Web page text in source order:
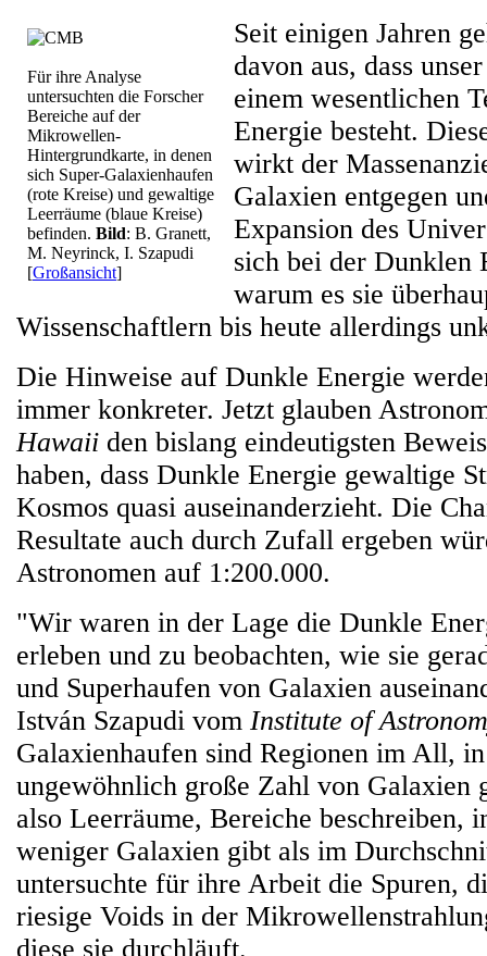
Für ihre Analyse
untersuchten die Forscher
Bereiche auf der
Mikrowellen-
Hintergrundkarte, in denen
sich Super-Galaxienhaufen
(rote Kreise) und gewaltige
Leerräume (blaue Kreise)
befinden. Bild: B. Granett,
M. Neyrinck, I. Szapudi
[Großansicht]
Seit einigen Jahren
davon aus, dass
einem wesentlichen
Energie besteht.
wirkt der
Galaxien entgegen
Expansion des
sich bei der Dunklen
warum es sie
Wissenschaftlern bis heute allerdings
Die Hinweise auf Dunkle Energie
immer konkreter. Jetzt glauben
Hawaii den bislang eindeutigsten
haben, dass Dunkle Energie gewaltige
Kosmos quasi auseinanderzieht. Die
Resultate auch durch Zufall ergeben
Astronomen auf 1:200.000.
"Wir waren in der Lage die Dunkle
erleben und zu beobachten, wie sie
und Superhaufen von Galaxien
István Szapudi vom Institute of
Galaxienhaufen sind Regionen im All,
ungewöhnlich große Zahl von Galaxien
also Leerräume, Bereiche beschreiben,
weniger Galaxien gibt als im
untersuchte für ihre Arbeit die Spuren,
riesige Voids in der
diese sie durchläuft.